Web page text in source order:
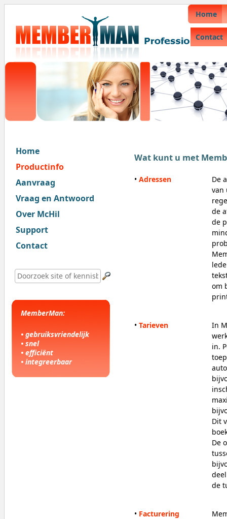
Home
Contact
Home
Productinfo
Aanvraag
Vraag en Antwoord
Over McHil
Support
Contact
MemberMan:
• gebruiksvriendelijk
• snel
• efficiënt
• integreerbaar
Wat kunt u met
• Adressen
De
van
de
de
om
• Tarieven
In
in.
Dit
De
de
• Facturering